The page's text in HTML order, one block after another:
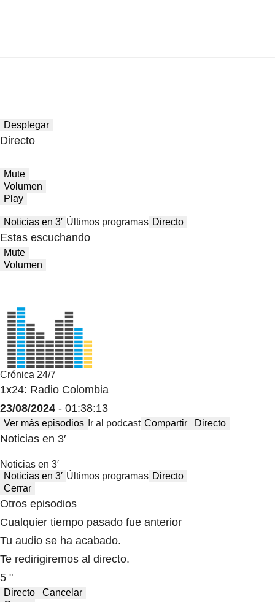
Desplegar
Directo
Mute
Volumen
Play
Noticias en 3′ Últimos programas Directo
Estas escuchando
Mute
Volumen
Crónica 24/7
1x24: Radio Colombia
23/08/2024 - 01:38:13
Ver más episodios Ir al podcast Compartir Directo
Noticias en 3′
Noticias en 3′
Noticias en 3′ Últimos programas Directo
Cerrar
Otros episodios
Cualquier tiempo pasado fue anterior
Tu audio se ha acabado.
Te redirigiremos al directo.
5 "
Directo
Cancelar